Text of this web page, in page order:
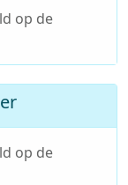
op de
op de